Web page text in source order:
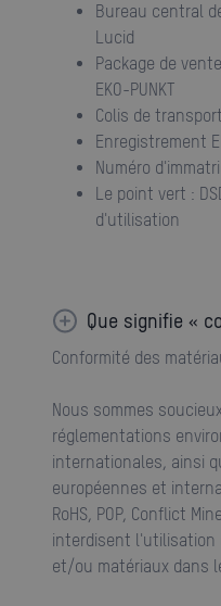
Bureau central de la ZVSR : DE 1999286467999
Lucid
Package de vente DE numéro de contrat 14191
EKO-PUNKT
Colis de
Enregistrement
Numéro
Le point vert : DSD signe un contrat
d'utilisation
Que signifie «
Conformité des
Nous sommes soucieux du respect des lois et
réglementations
internationales, ainsi
européennes et
RoHS, POP, Conflict
interdisent l'utilisation
et/ou matériaux dans